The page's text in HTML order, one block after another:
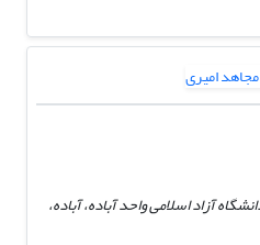
آزاد اسلامی واحد آباده، آباده،